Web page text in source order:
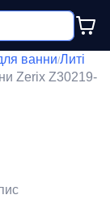
ванни/Литі
Zerix Z30219-